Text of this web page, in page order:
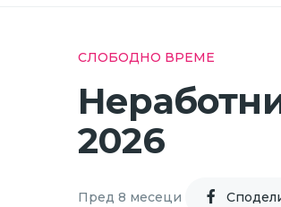
СЛОБОДНО ВРЕМЕ
2026
Пред 8 месеци